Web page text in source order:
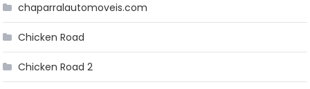
chaparralautomoveis.com
Chicken Road
Chicken Road 2